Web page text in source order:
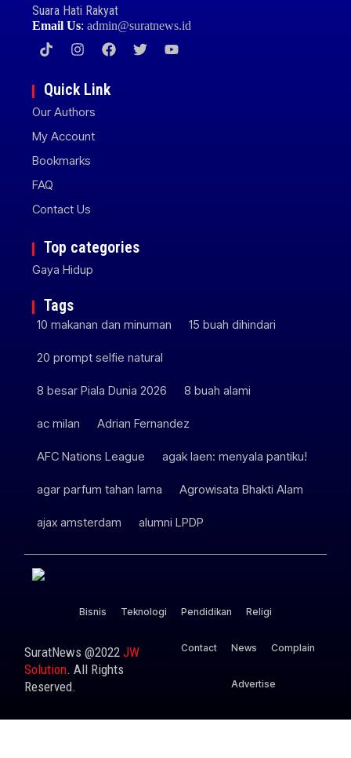
Suara Hati Rakyat
Email Us:admin@suratnews.id
Quick Link
Our Authors
My Account
Bookmarks
FAQ
Contact Us
Top categories
Gaya Hidup
Tags
10 makanan dan minuman 15 buah dihindari
20 prompt selfie natural
8 besar Piala Dunia 2026 8 buah alami
ac milan Adrian Fernandez
AFC Nations League agak laen: menyala pantiku!
agar parfum tahan lama Agrowisata Bhakti Alam
ajax amsterdam alumni LPDP
Bisnis Teknologi Pendidikan Religi
SuratNews @2022JW
Solution. All Rights
Reserved.
Contact News Complain
Advertise